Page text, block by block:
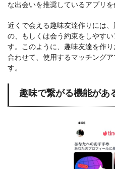
な出会いを推奨しているアプリを
近くで会える趣味友達作りには
の、もしくは会う約束をしやす
す。このように、趣味友達を作
合わせて、使用するマッチング
す。
趣味で繋がる機能があ